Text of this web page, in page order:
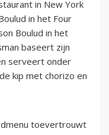
in New York
in het Four
Boulud in het
baseert zijn
serveert onder
kip met chorizo en
toevertrouwt